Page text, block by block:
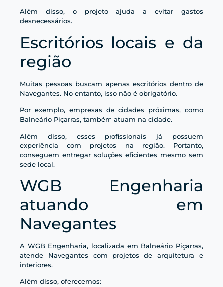
Além disso, o projeto ajuda a evitar gastos
desnecessários.
Escritórios locais e da
região
Muitas pessoas buscam apenas escritórios dentro de
Navegantes. No entanto, isso não é obrigatório.
Por exemplo, empresas de cidades próximas, como
Balneário Piçarras, também atuam na cidade.
Além disso, esses profissionais já possuem
experiência com projetos na região. Portanto,
conseguem entregar soluções eficientes mesmo sem
sede local.
WGB Engenharia
atuando em
Navegantes
A WGB Engenharia, localizada em Balneário Piçarras,
atende Navegantes com projetos de arquitetura e
interiores.
Além disso, oferecemos: